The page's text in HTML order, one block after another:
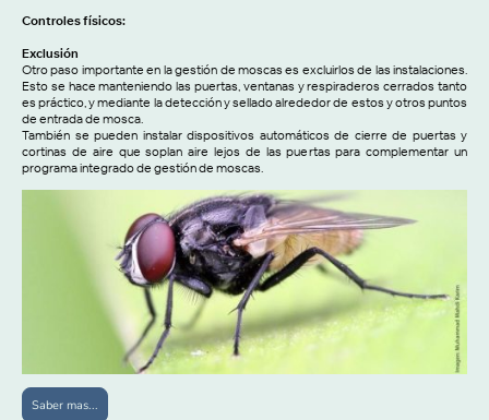
Controles físicos:
Exclusión
Otro paso importante en la gestión de moscas es excluirlos de las instalaciones.
Esto se hace manteniendo las puertas, ventanas y respiraderos cerrados tanto
es práctico, y mediante la detección y sellado alrededor de estos y otros puntos
de entrada de mosca.
También se pueden instalar dispositivos automáticos de cierre de puertas y
cortinas de aire que soplan aire lejos de las puertas para complementar un
programa integrado de gestión de moscas.
Saber mas...